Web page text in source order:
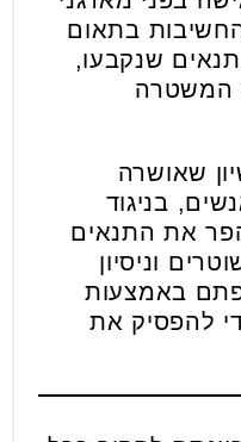
בתאום
שנקבעו,
המשטרה
שאושרה
בניגוד
את התנאים
וניסיון
באמצעות
להפסיק את